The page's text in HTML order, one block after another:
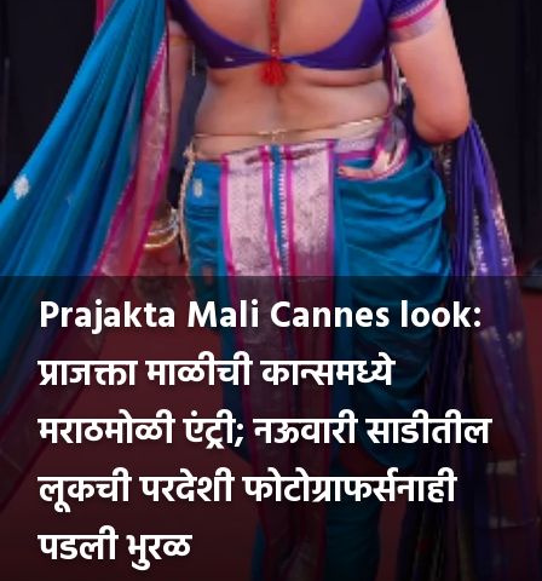
Prajakta Mali Cannes look:
प्राजक्ता माळीची कान्समध्ये
मराठमोळी एंट्री; नऊवारी साडीतील
लूकची परदेशी फोटोग्राफर्सनाही
पडली भुरळ